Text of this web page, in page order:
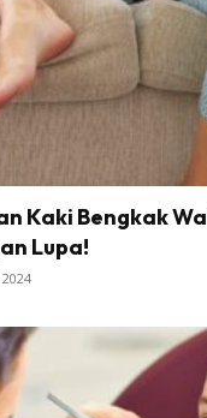
Kaki Bengkak
Lupa!
2024